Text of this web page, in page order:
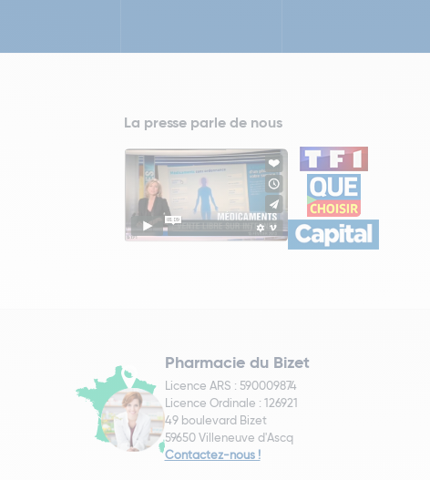
La presse parle de nous
Pharmacie du Bizet
Licence ARS : 590009874
Licence Ordinale : 126921
49 boulevard Bizet
59650 Villeneuve d'Ascq
Contactez-nous !